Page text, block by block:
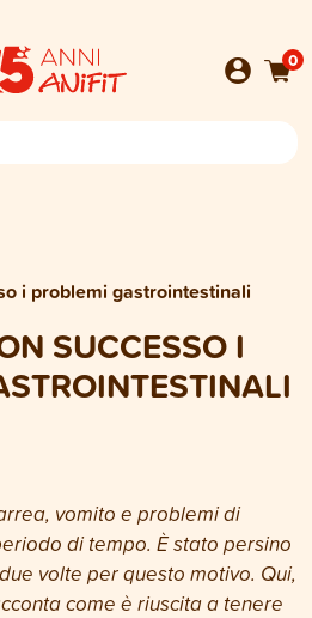
0
i problemi gastrointestinali
SUCCESSO I
vomito e problemi di
di tempo. È stato persino
volte per questo motivo. Qui,
come è riuscita a tenere